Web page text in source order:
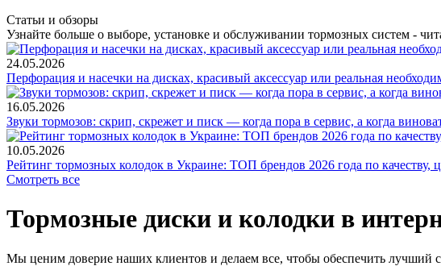
Статьи и обзоры
Узнайте больше о выборе, установке и обслуживании тормозных систем -
24.05.2026
Перфорация и насечки на дисках, красивый аксессуар или реальная
16.05.2026
Звуки тормозов: скрип, скрежет и писк — когда пора в сервис, а когда
10.05.2026
Рейтинг тормозных колодок в Украине: ТОП брендов 2026 года по качеству,
Смотреть все
Тормозные диски и колодки в
Мы ценим доверие наших клиентов и делаем все, чтобы обеспечить лучший